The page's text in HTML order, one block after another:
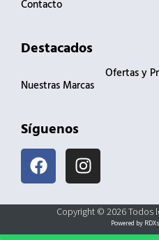
Contacto
Destacados
Ofertas y
Nuestras Marcas
Síguenos
F
a
e
I
n
t
Copyright © 2026 Todos
Powered by